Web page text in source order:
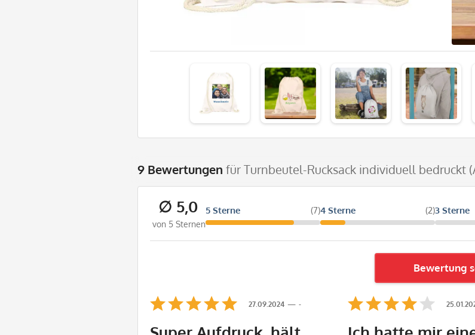
9 Bewertungen für Turnbeutel-Rucksack individuell bedruckt
∅ 5,0
von 5 Sternen
5 Sterne (7)4 Sterne (2)3 Sterne
Bewertung
-
27.09.2024